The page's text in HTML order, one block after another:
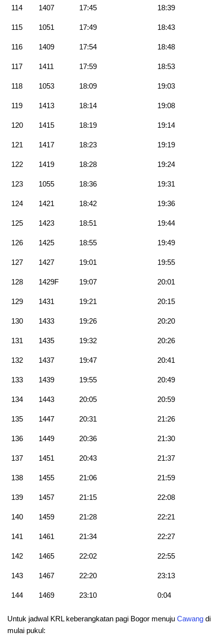
114 1407 17:45 18:39
115 1051 17:49 18:43
116 1409 17:54 18:48
117 1411 17:59 18:53
118 1053 18:09 19:03
119 1413 18:14 19:08
120 1415 18:19 19:14
121 1417 18:23 19:19
122 1419 18:28 19:24
123 1055 18:36 19:31
124 1421 18:42 19:36
125 1423 18:51 19:44
126 1425 18:55 19:49
127 1427 19:01 19:55
128 1429F 19:07 20:01
129 1431 19:21 20:15
130 1433 19:26 20:20
131 1435 19:32 20:26
132 1437 19:47 20:41
133 1439 19:55 20:49
134 1443 20:05 20:59
135 1447 20:31 21:26
136 1449 20:36 21:30
137 1451 20:43 21:37
138 1455 21:06 21:59
139 1457 21:15 22:08
140 1459 21:28 22:21
141 1461 21:34 22:27
142 1465 22:02 22:55
143 1467 22:20 23:13
144 1469 23:10 0:04
Untuk jadwal KRL keberangkatan pagi Bogor menuju Cawang di
mulai pukul: